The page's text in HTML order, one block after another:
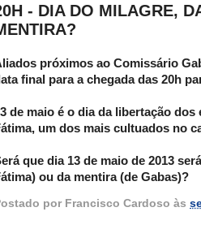
- DIA DO MILAGRE,
próximos ao Comissário
final para a chegada das 20h
de maio é o dia da libertação
um dos mais cultuados no
que dia 13 de maio de 2013
ou da mentira (de Gabas)?
por Francisco Cardoso às